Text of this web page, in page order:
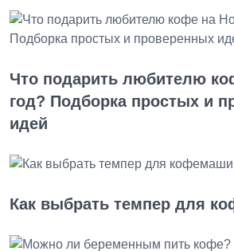
Что подарить любителю
год? Подборка простых и
идей
Как выбрать темпер для